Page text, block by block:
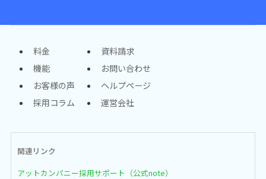
料金
機能
お客様の声
採用コラム
資料請求
お問い合わせ
ヘルプページ
運営会社
関連リンク
アットカンパニー採用サポート（公式note）